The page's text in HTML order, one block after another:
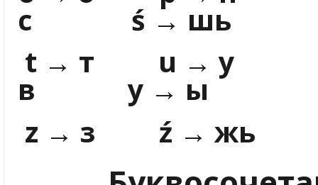
с ś → шь
t → т u →
в y → ы
z → з ź →